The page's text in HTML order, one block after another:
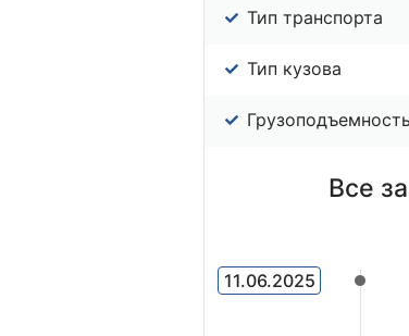
Тип транспорта
Тип кузова
Грузоподъемность
Все
11.06.2025